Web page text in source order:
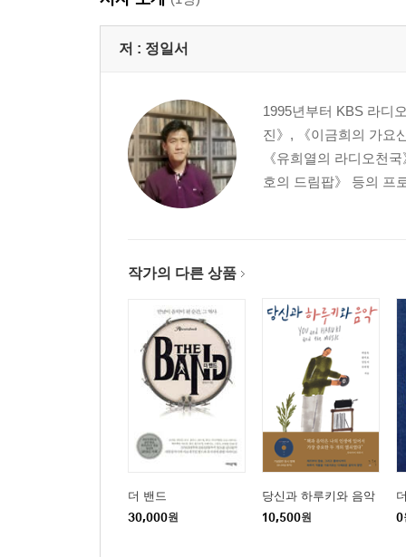
tomorrow _Badfinger│La foret enchantee _Sweet
grand’maman _Michel Polnareff│Many rivers to
Demetriadi
음악이 기억하는 영화들
Childhood memories _Ennio Morricone│Let’s
카페에서 흘러나오던 노래
I just died in your arms _Cutting Crew│Rain and
Lennon│Free bird _Lynyrd Skynyrd│Stuck on you
고독한 기타맨
Your latest trick _Dire Straits│Stairway to
Experience│When I first kissed you
I’d rather leave while I’m in love _Rita
Almond│I’m not in love _10cc│After the love has
저 : 정일서
1995년부터 KBS 라디
진》, 《이금희의 가요
《유희열의 라디오천
호의 드림팝》 등의 프
작가의 다른 상품
더 밴드
30,000원
당신과 하루키와 음악
10,500원 0